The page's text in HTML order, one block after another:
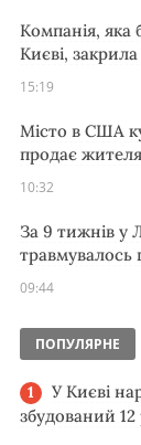
Компанія, яка
Києві,
15:19
Місто в США
продає
10:32
За 9 тижнів у
травмувалось
09:44
ПОПУЛЯРНЕ
У Києві
збудований 12